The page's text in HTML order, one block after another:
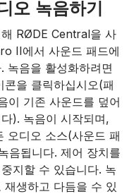
오 녹음하기
RØDE Central을 사
II에서 사운드 패드에
녹음을 활성화하려면
을 클릭하십시오(패
이 기존 사운드를 덮어
). 녹음이 시작되며,
디오 소스(사운드 패
음됩니다. 제어 장치를
지할 수 있습니다. 녹
생하고 다듬을 수 있